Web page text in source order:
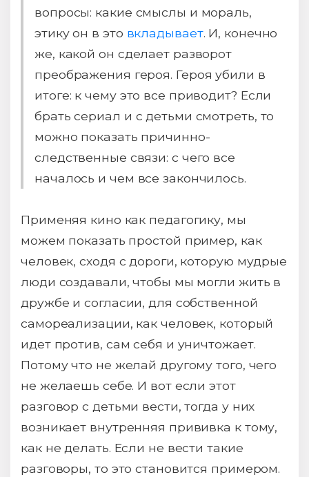
вопросы: какие смыслы и мораль,
этику он в это вкладывает. И, конечно
же, какой он сделает разворот
преображения героя. Героя убили в
итоге: к чему это все приводит? Если
брать сериал и с детьми смотреть, то
можно показать причинно-
следственные связи: с чего все
началось и чем все закончилось.
Применяя кино как педагогику, мы
можем показать простой пример, как
человек, сходя с дороги, которую мудрые
люди создавали, чтобы мы могли жить в
дружбе и согласии, для собственной
самореализации, как человек, который
идет против, сам себя и уничтожает.
Потому что не желай другому того, чего
не желаешь себе. И вот если этот
разговор с детьми вести, тогда у них
возникает внутренняя прививка к тому,
как не делать. Если не вести такие
разговоры, то это становится примером.